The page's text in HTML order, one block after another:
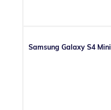
Samsung Galaxy S4 Mini